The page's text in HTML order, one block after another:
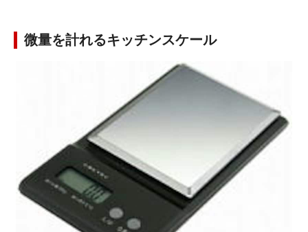
微量を計れるキッチンスケール